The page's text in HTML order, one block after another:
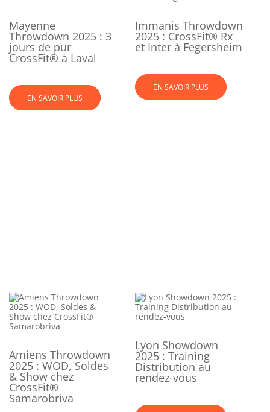
Mayenne
Throwdown 2025 : 3
jours de pur
CrossFit® à Laval
EN SAVOIR PLUS
Immanis Throwdown
2025 : CrossFit® Rx
et Inter à Fegersheim
EN SAVOIR PLUS
Amiens Throwdown
2025 : WOD, Soldes
& Show chez
CrossFit®
Samarobriva
Lyon Showdown
2025 : Training
Distribution au
rendez-vous